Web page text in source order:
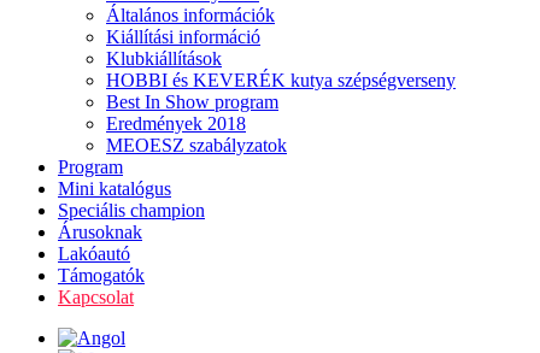
Általános információk
Kiállítási információ
Klubkiállítások
HOBBI és KEVERÉK kutya szépségverseny
Best In Show program
Eredmények 2018
MEOESZ szabályzatok
Program
Mini katalógus
Speciális champion
Árusoknak
Lakóautó
Támogatók
Kapcsolat